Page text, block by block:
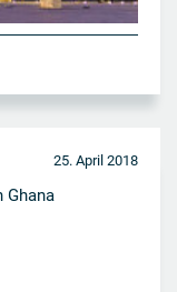
25. April 2018
Ghana